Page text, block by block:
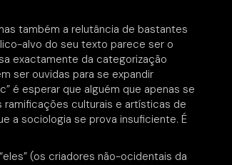
também a relutância de bastantes
alvo do seu texto parece ser o
exactamente da categorização
ser ouvidas para se expandir
é esperar que alguém que apenas se
culturais e artísticas de
a sociologia se prova insuficiente. É
(os criadores não-ocidentais da